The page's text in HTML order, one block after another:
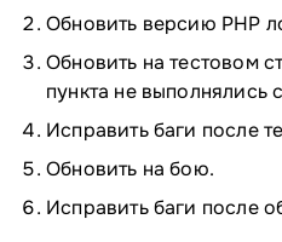
Обновить версию PHP
Обновить на тестовом
пункта не выполнялись
Исправить баги после
Обновить на бою.
Исправить баги после